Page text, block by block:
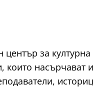
за
които насърчават